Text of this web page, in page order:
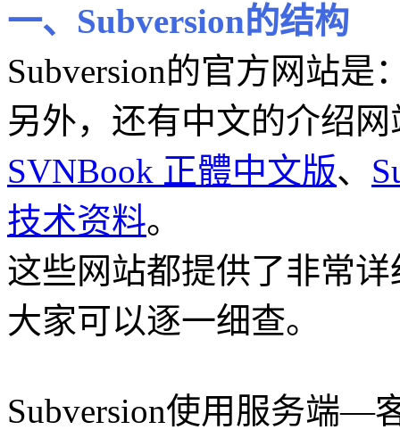
一、Subversion的结构
Subversion的官方网站是
另外，还有中文的介绍网
SVNBook 正體中文版、
技术资料。
这些网站都提供了非常
大家可以逐一细查。
Subversion使用服务端—